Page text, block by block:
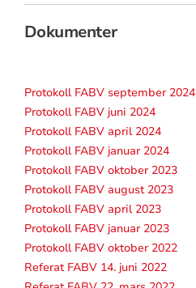
Dokumenter
Protokoll FABV september 2024
Protokoll FABV juni 2024
Protokoll FABV april 2024
Protokoll FABV januar 2024
Protokoll FABV oktober 2023
Protokoll FABV august 2023
Protokoll FABV april 2023
Protokoll FABV januar 2023
Protokoll FABV oktober 2022
Referat FABV 14. juni 2022